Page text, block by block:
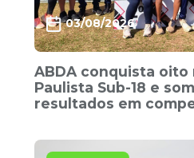
03/08/2026
ABDA conquista oito
Paulista Sub-18 e
resultados em